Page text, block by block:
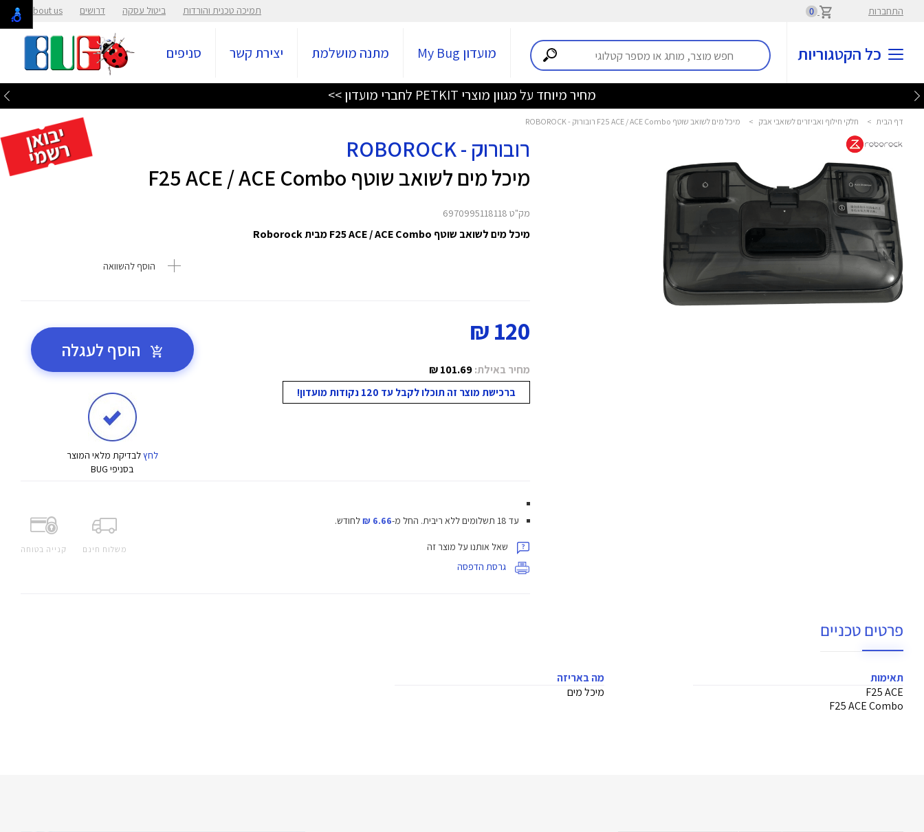
התחברות 0 תמיכה טכנית והורדות ביטול עסקה דרושים About us
כל הקטגוריות מועדון My Bug מתנה מושלמת יצירת קשר סניפים
מחיר מיוחד על מגוון מוצרי PETKIT לחברי מועדון >>
דף הבית > חלקי חילוף ואביזרים לשואבי אבק > מיכל מים לשואב שוטף F25 ACE / ACE Combo רובורוק - ROBOROCK
רובורוק - ROBOROCK
מיכל מים לשואב שוטף F25 ACE / ACE Combo
מק"ט 6970995118118
מיכל מים לשואב שוטף F25 ACE / ACE Combo מבית Roborock
הוסף להשוואה
120 ₪
מחיר באילת:101.69 ₪
ברכישת מוצר זה תוכלו לקבל עד 120 נקודות מועדון!
הוסף לעגלה
לחץלבדיקת מלאי המוצר
בסניפי BUG
משלוח חינם קנייה בטוחה
עד 18 תשלומים ללא ריבית. החל מ-6.66 ₪ לחודש.
שאל אותנו על מוצר זה
גרסת הדפסה
פרטים טכניים
תאימות
F25 ACE
F25 ACE Combo
מה באריזה
מיכל מים